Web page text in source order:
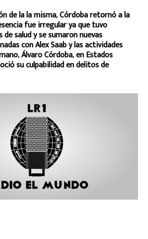
de la la misma, Córdoba retornó a la
fue irregular ya que tuvo
salud y se sumaron nuevas
con Alex Saab y las actividades
Álvaro Córdoba, en Estados
su culpabilidad en delitos de